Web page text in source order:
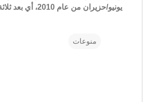
يونيو/حزيران من عام 2010، أي بعد ثلاثة أشهر من موعد افتتاحه الأصلي.
منوعات